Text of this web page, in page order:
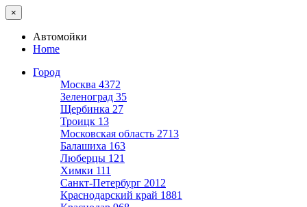
×
Автомойки
Home
Город
Москва 4372
Зеленоград 35
Щербинка 27
Троицк 13
Московская область 2713
Балашиха 163
Люберцы 121
Химки 111
Санкт-Петербург 2012
Краснодарский край 1881